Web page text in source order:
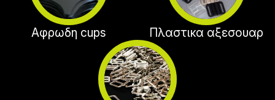
Αφρωδη cups Πλαστικα αξεσουαρ